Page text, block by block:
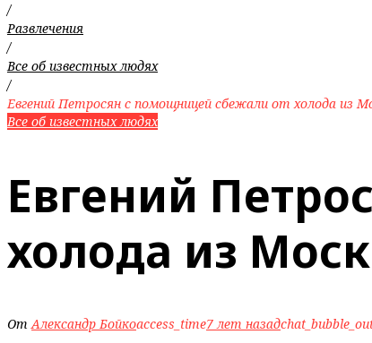
/
Развлечения
/
Все об известных людях
/
Евгений Петросян с помощницей сбежали от холода из
Все об известных людях
Евгений
холода из
ОтАлександр Бойкоaccess_time7 лет назад